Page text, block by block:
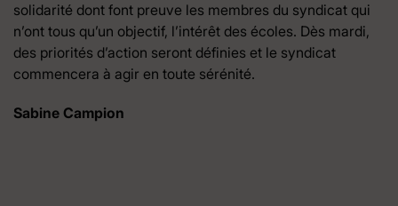
solidarité dont font preuve les membres du syndicat qui
n’ont tous qu’un objectif, l’intérêt des écoles. Dès mardi,
des priorités d’action seront définies et le syndicat
commencera à agir en toute sérénité.
Sabine Campion